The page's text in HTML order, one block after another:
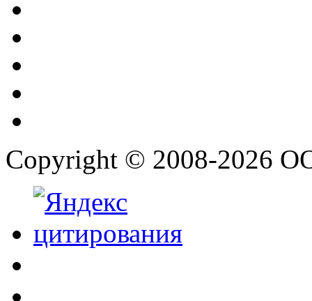
Copyright © 2008-2026